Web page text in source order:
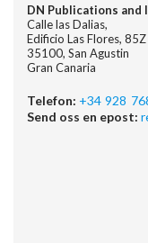
DN Publications and
Calle las Dalias,
Edificio Las Flores, 85Z
35100, San Agustin
Gran Canaria
Telefon: +34 928
Send oss en epost: